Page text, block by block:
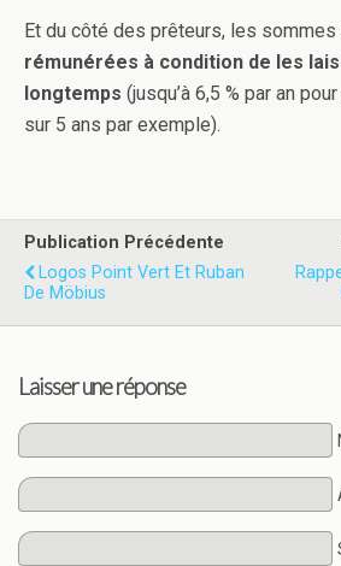
Et du côté des prêteurs, les
rémunérées à condition de les
longtemps (jusqu’à 6,5 % par an
sur 5 ans par exemple).
Publication Précédente
Logos Point Vert Et Ruban
De Möbius
Laisser une réponse